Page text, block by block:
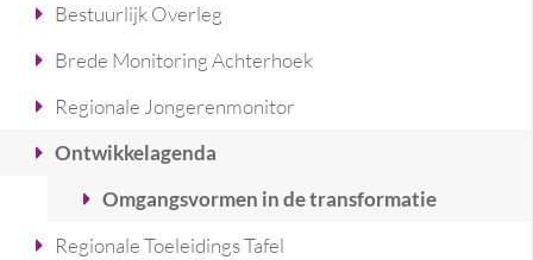
Bestuurlijk Overleg
Brede Monitoring Achterhoek
Regionale Jongerenmonitor
Ontwikkelagenda
Omgangsvormen in de transformatie
Regionale Toeleidings Tafel